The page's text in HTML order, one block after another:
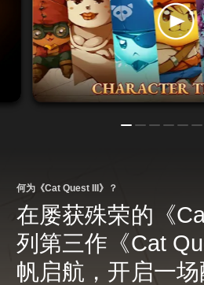
何为《Cat Quest III》？
在屡获殊荣的《
列第三作《Cat
帆启航，开启一